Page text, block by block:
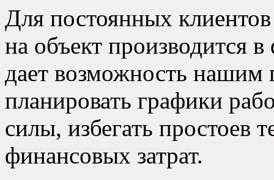
Для постоянных
на объект производится
дает возможность нашим
планировать графики
силы, избегать простоев
финансовых затрат.